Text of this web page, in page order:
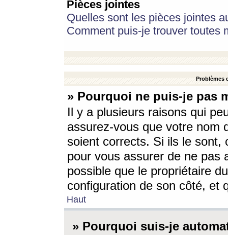
Pièces jointes
Quelles sont les pièces jointes
Comment puis-je trouver toutes
Problèmes
» Pourquoi ne puis-je pas
Il y a plusieurs raisons qui
assurez-vous que votre nom
soient corrects. Si ils le sont,
pour vous assurer de ne pas
possible que le propriétaire
configuration de son côté, et
Haut
» Pourquoi suis-je